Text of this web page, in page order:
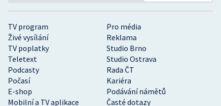
TV program
Pro média
Živé vysílání
Reklama
TV poplatky
Studio Brno
Teletext
Studio Ostrava
Podcasty
Rada ČT
Počasí
Kariéra
E-shop
Podávání námětů
Mobilní a TV aplikace
Časté dotazy